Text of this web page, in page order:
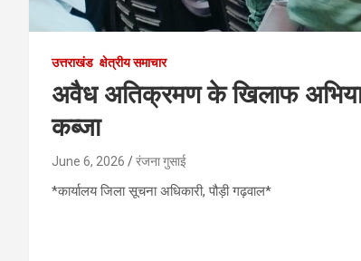
उत्तराखंड क्षेत्रीय समाचार
अवैध अतिक्रमण के खिलाफ अभियान
कब्जा
June 6, 2026 रंजना गुसाई
*कार्यालय जिला सूचना अधिकारी, पौड़ी गढ़वाल*